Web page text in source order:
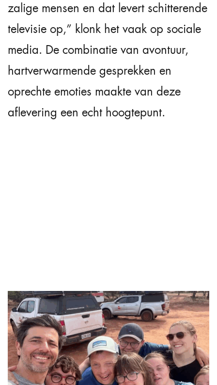
zalige mensen en dat levert schitterende
televisie op,” klonk het vaak op sociale
media. De combinatie van avontuur,
hartverwarmende gesprekken en
oprechte emoties maakte van deze
aflevering een echt hoogtepunt.